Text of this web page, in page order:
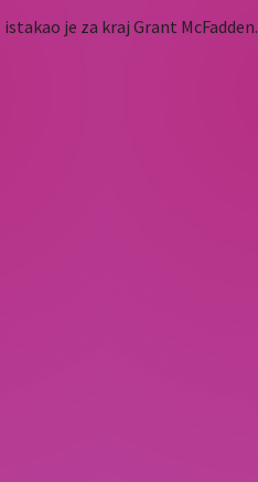
je za kraj Grant McFadden.